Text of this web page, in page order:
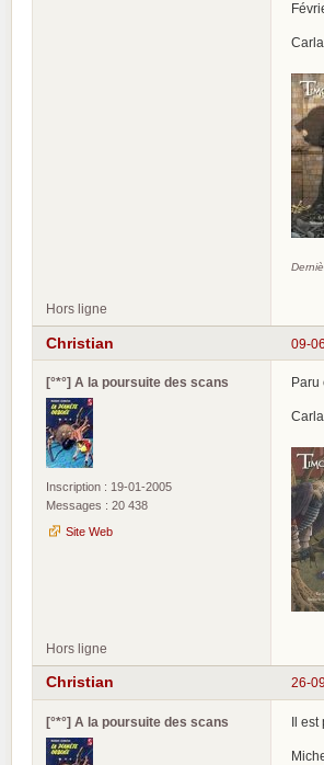
Hors ligne
09-
Christian
[°*°] A la poursuite des scans
Inscription : 19-01-2005
Messages : 20 438
Site Web
Paru
Hors ligne
26-
Christian
[°*°] A la poursuite des scans Il est